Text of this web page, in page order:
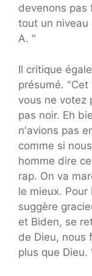
devenons pas
tout un
A. "
Il critique
présumé.
vous ne votez
pas noir. Eh
n'avions pas
comme si
homme dire
rap. On va
le mieux.
suggère
et Biden, se
de Dieu, nous
plus que Dieu.